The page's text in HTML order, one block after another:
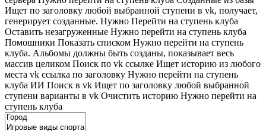
Ищет по заголовку любой выбранной ступени в vk, получает,
генерирует созданные. Нужно Перейти на ступень клуба
Оставить незагруженные Нужно перейти на ступень клуба
Помошники Показать списком Нужно перейти на ступень
клуба. Альбомы должны быть созданы, показывает весь
массив целиком Поиск по vk ссылке Ищет историю из любого
места vk ссылка по заголовку Нужно перейти на ступень
клуба ИИ Поиск в vk Ищет по заголовку любой выбранной
ступени варианты в vk Очистить историю Нужно перейти на
ступень клуба